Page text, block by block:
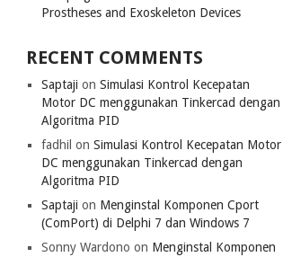
Prostheses and Exoskeleton Devices
RECENT COMMENTS
Saptaji onSimulasi Kontrol Kecepatan
Motor DC menggunakan Tinkercad dengan
Algoritma PID
fadhil onSimulasi Kontrol Kecepatan Motor
DC menggunakan Tinkercad dengan
Algoritma PID
Saptaji on Menginstal Komponen Cport
(ComPort) di Delphi 7 dan Windows 7
Sonny Wardono on Menginstal Komponen